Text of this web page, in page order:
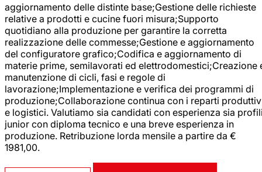
aggiornamento delle distinte base;Gestione delle richieste
relative a prodotti e cucine fuori misura;Supporto
quotidiano alla produzione per garantire la corretta
realizzazione delle commesse;Gestione e aggiornamento
del configuratore grafico;Codifica e aggiornamento di
materie prime, semilavorati ed elettrodomestici;Creazione
manutenzione di cicli, fasi e regole di
lavorazione;Implementazione e verifica dei programmi di
produzione;Collaborazione continua con i reparti
e logistici. Valutiamo sia candidati con esperienza sia
junior con diploma tecnico e una breve esperienza in
produzione. Retribuzione lorda mensile a partire da €
1981,00.